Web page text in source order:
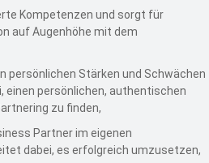
Kompetenzen und sorgt für
auf Augenhöhe mit dem
persönlichen Stärken und Schwächen
einen persönlichen, authentischen
zu finden,
Partner im eigenen
dabei, es erfolgreich umzusetzen,